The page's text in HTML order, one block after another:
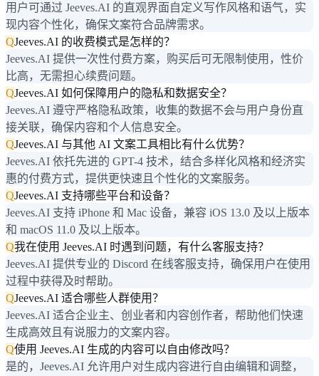
用户可通过 Jeeves.AI 的直观界面自定义写作风格和语气，实
现内容个性化，确保文案符合品牌需求。
QJeeves.AI 的收费模式是怎样的？
Jeeves.AI 提供一次性付费方案，购买后可无限制使用，性价
比高，无需担心续费问题。
QJeeves.AI 如何保障用户的隐私和数据安全？
Jeeves.AI 遵守严格隐私政策，收集的数据不会与用户身份直
接关联，确保内容和个人信息安全。
QJeeves.AI 与其他 AI 文案工具相比有什么优势？
Jeeves.AI 依托先进的 GPT-4 技术，结合多样化风格和经济实
惠的付费方式，提供更快速且个性化的文案服务。
QJeeves.AI 支持哪些平台和设备？
Jeeves.AI 支持 iPhone 和 Mac 设备，兼容 iOS 13.0 及以上版本
和 macOS 11.0 及以上版本。
Q我在使用 Jeeves.AI 时遇到问题，有什么客服支持？
Jeeves.AI 提供专业的 Discord 在线客服支持，确保用户在使用
过程中获得及时帮助。
QJeeves.AI 适合哪些人群使用？
Jeeves.AI 适合企业主、创业者和内容创作者，帮助他们快速
生成高效且有说服力的文案内容。
Q使用 Jeeves.AI 生成的内容可以自由修改吗？
是的，Jeeves.AI 允许用户对生成内容进行自由编辑和调整，